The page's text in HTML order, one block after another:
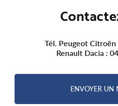
Tél. Peugeot Citroën
Renault Dacia :
ENVOYER UN